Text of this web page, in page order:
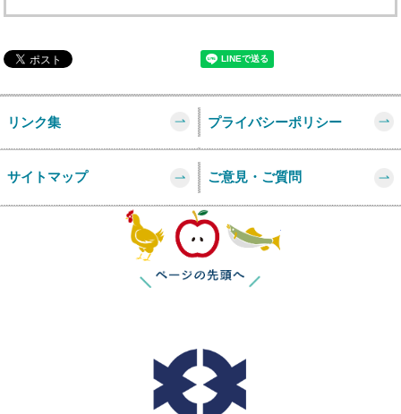
リンク集 プライバシーポリシー
サイトマップ ご意見・ご質問